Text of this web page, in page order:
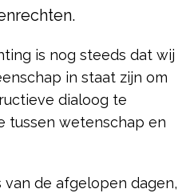
is nog steeds dat wij
in staat zijn om
dialoog te
tussen wetenschap en
van de afgelopen dagen,